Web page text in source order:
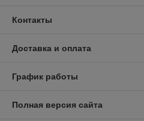
Контакты
Доставка и оплата
График работы
Полная версия сайта